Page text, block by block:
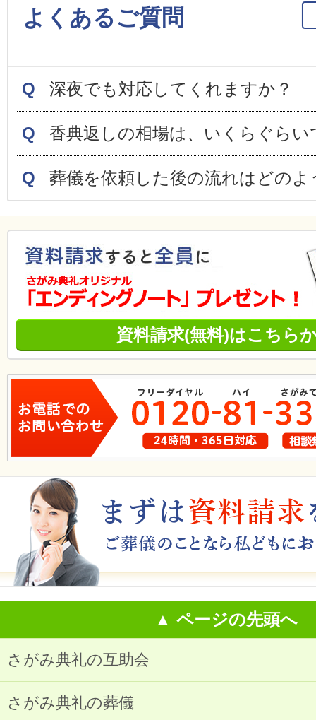
よくあるご質問
Q 深夜でも対応してくれますか？
Q 香典返しの相場は、いくらぐらい
Q
資料請求(無料)はこちら
▲ ページの先頭へ
さがみ典礼の互助会
さがみ典礼の葬儀